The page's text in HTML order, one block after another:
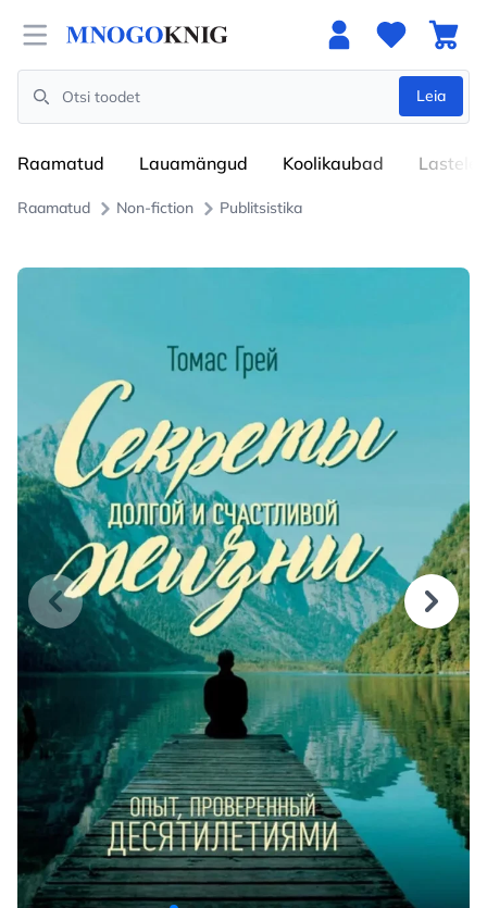
Open menu
Search
Leia
Raamatud Lauamängud Koolikaubad Lastele
Raamatud Non-fiction Publitsistika